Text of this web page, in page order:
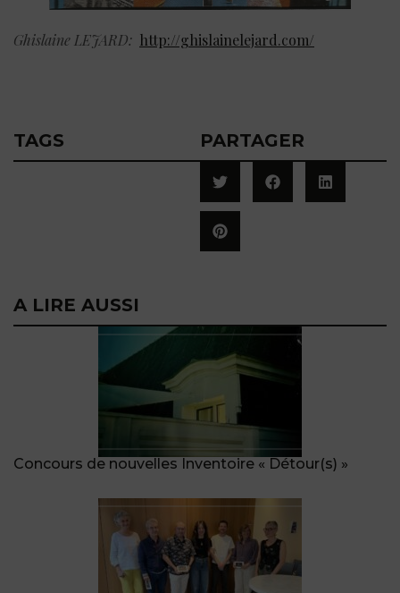
Ghislaine LEJARD: http://ghislainelejard.com/
TAGS PARTAGER
A LIRE AUSSI
Concours de nouvelles Inventoire « Détour(s) »